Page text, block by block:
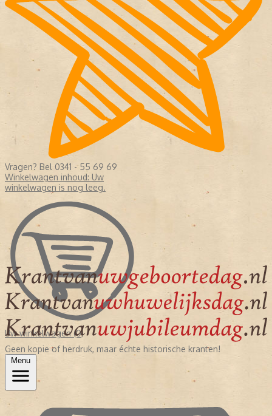
Vragen? Bel 0341 - 55 69 69
Winkelwagen inhoud: Uw
winkelwagen is nog leeg.
Uw winkelwagen (0)
Geen kopie of herdruk, maar échte historische kranten!
Menu